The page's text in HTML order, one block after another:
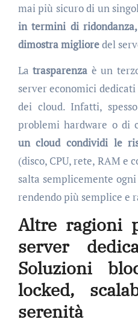
mai più sicuro di un
in termini di
dimostra miglioredel
Latrasparenza è un
server economici
dei cloud. Infatti,
problemi hardware o di
un cloud condividi le
(disco, CPU, rete, RAM e
salta semplicemente
rendendo più semplice e
Altre ragioni
server
Soluzioni
locked,
serenità